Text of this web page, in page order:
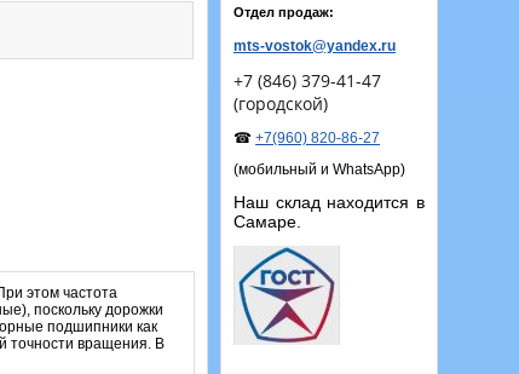
Отдел продаж:
mts-vostok@yandex.ru
+7 (846) 379-41-47
(городской)
☎ +7(960) 820-86-27
(мобильный и WhatsApp)
Наш склад находится в
Самаре.
этом частота
поскольку дорожки
подшипники как
точности вращения. В